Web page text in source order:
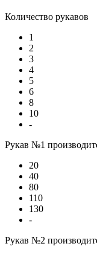
Количество рукавов
1
2
3
4
5
6
8
10
-
Рукав №1
20
40
80
110
130
-
Рукав №2